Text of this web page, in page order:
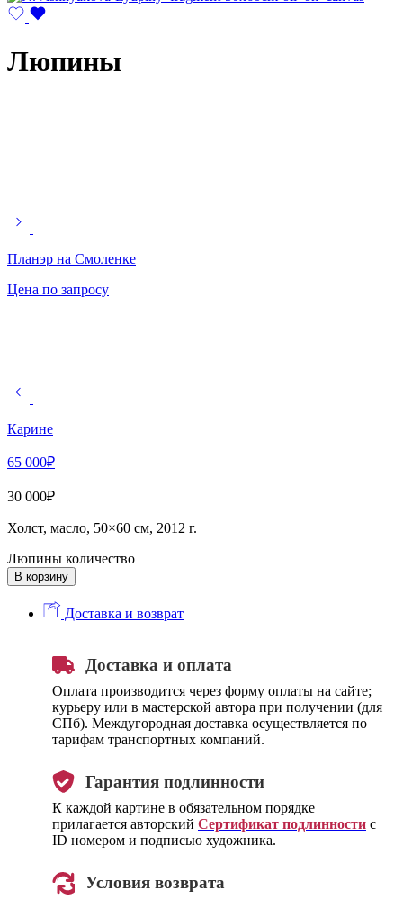
Люпины
Планэр на Смоленке
Цена по запросу
Карине
65 000₽
30 000₽
Холст, масло, 50×60 см, 2012 г.
Люпины количество
В корзину
Доставка и возврат
Доставка и оплата
Оплата производится через форму оплаты на сайте;
курьеру или в мастерской автора при получении (для
СПб). Междугородная доставка осуществляется по
тарифам транспортных компаний.
Гарантия подлинности
К каждой картине в обязательном порядке
прилагается авторский Сертификат подлинности с
ID номером и подписью художника.
Условия возврата